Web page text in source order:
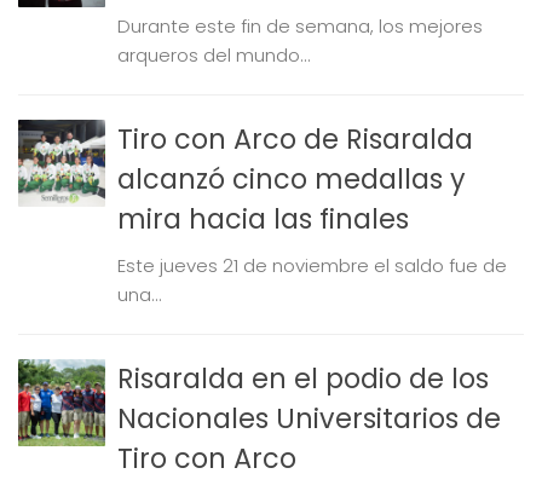
Durante este fin de semana, los mejores
arqueros del mundo...
Tiro con Arco de Risaralda
alcanzó cinco medallas y
mira hacia las finales
Este jueves 21 de noviembre el saldo fue de
una...
Risaralda en el podio de los
Nacionales Universitarios de
Tiro con Arco